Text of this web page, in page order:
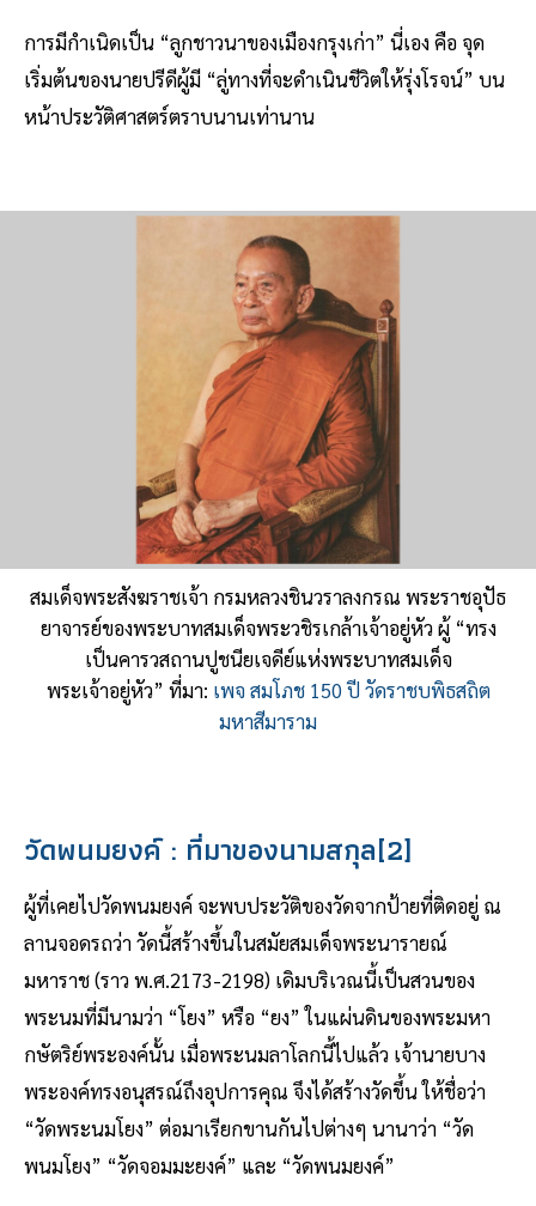
การมีกำเนิดเป็น “ลูกชาวนาของเมืองกรุงเก่า” นี่เอง คือ จุด
เริ่มต้นของนายปรีดีผู้มี “ลู่ทางที่จะดำเนินชีวิตให้รุ่งโรจน์” บน
หน้าประวัติศาสตร์ตราบนานเท่านาน
สมเด็จพระสังฆราชเจ้า กรมหลวงชินวราลงกรณ พระราชอุปัธ
ยาจารย์ของพระบาทสมเด็จพระวชิรเกล้าเจ้าอยู่หัว ผู้ “ทรง
เป็นคารวสถานปูชนียเจดีย์แห่งพระบาทสมเด็จ
พระเจ้าอยู่หัว” ที่มา: เพจ สมโภช 150 ปี วัดราชบพิธสถิต
มหาสีมาราม
วัดพนมยงค์ : ที่มาของนามสกุล[2]
ผู้ที่เคยไปวัดพนมยงค์ จะพบประวัติของวัดจากป้ายที่ติดอยู่ ณ
ลานจอดรถว่า วัดนี้สร้างขึ้นในสมัยสมเด็จพระนารายณ์
มหาราช (ราว พ.ศ.2173-2198) เดิมบริเวณนี้เป็นสวนของ
พระนมที่มีนามว่า “โยง” หรือ “ยง” ในแผ่นดินของพระมหา
กษัตริย์พระองค์นั้น เมื่อพระนมลาโลกนี้ไปแล้ว เจ้านายบาง
พระองค์ทรงอนุสรณ์ถึงอุปการคุณ จึงได้สร้างวัดขึ้น ให้ชื่อว่า
“วัดพระนมโยง” ต่อมาเรียกขานกันไปต่างๆ นานาว่า “วัด
พนมโยง” “วัดจอมมะยงค์” และ “วัดพนมยงค์”